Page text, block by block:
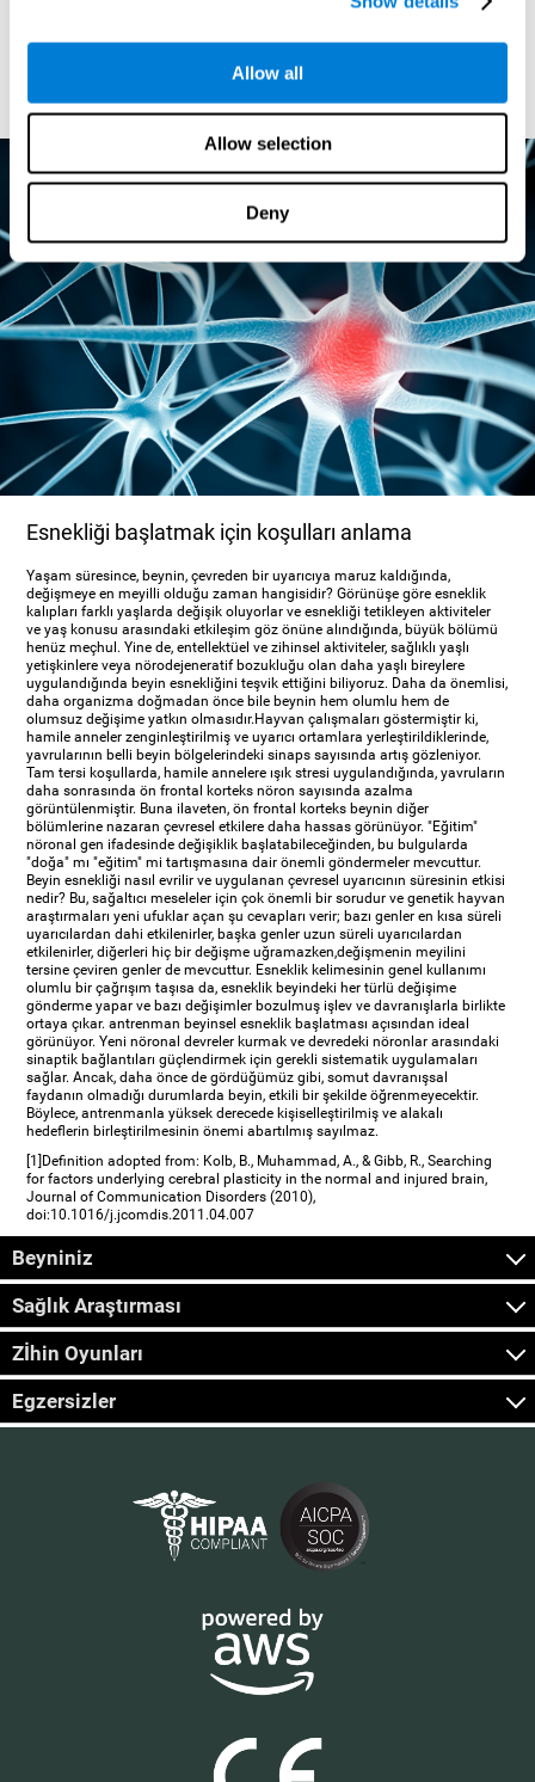
Allow all
Allow selection
Deny
sonuç olarak beyin değişmiş olur. Belki de önemli olan öğrenme
formundaki yeni öğrenme, özellikle beyin esnekliğine yardımcı olur ve
sağlanması bağlamında, çocuklar öğrenmeye başlarken onlara destek ve
Esnekliği başlatmak için koşulları anlama
Yaşam süresince, beynin, çevreden bir uyarıcıya maruz kaldığında,
değişmeye en meyilli olduğu zaman hangisidir? Görünüşe göre esneklik
kalıpları farklı yaşlarda değişik oluyorlar ve esnekliği tetikleyen aktiviteler
ve yaş konusu arasındaki etkileşim göz önüne alındığında, büyük bölümü
henüz meçhul. Yine de, entellektüel ve zihinsel aktiviteler, sağlıklı yaşlı
yetişkinlere veya nörodejeneratif bozukluğu olan daha yaşlı bireylere
uygulandığında beyin esnekliğini teşvik ettiğini biliyoruz. Daha da önemlisi,
daha organizma doğmadan önce bile beynin hem olumlu hem de
olumsuz değişime yatkın olmasıdır.Hayvan çalışmaları göstermiştir ki,
hamile anneler zenginleştirilmiş ve uyarıcı ortamlara yerleştirildiklerinde,
yavrularının belli beyin bölgelerindeki sinaps sayısında artış gözleniyor.
Tam tersi koşullarda, hamile annelere ışık stresi uygulandığında, yavruların
daha sonrasında ön frontal korteks nöron sayısında azalma
görüntülenmiştir. Buna ilaveten, ön frontal korteks beynin diğer
bölümlerine nazaran çevresel etkilere daha hassas görünüyor. "Eğitim"
nöronal gen ifadesinde değişiklik başlatabileceğinden, bu bulgularda
"doğa" mı "eğitim" mi tartışmasına dair önemli göndermeler mevcuttur.
Beyin esnekliği nasıl evrilir ve uygulanan çevresel uyarıcının süresinin etkisi
nedir? Bu, sağaltıcı meseleler için çok önemli bir sorudur ve genetik hayvan
araştırmaları yeni ufuklar açan şu cevapları verir; bazı genler en kısa süreli
uyarıcılardan dahi etkilenirler, başka genler uzun süreli uyarıcılardan
etkilenirler, diğerleri hiç bir değişme uğramazken,değişmenin meyilini
tersine çeviren genler de mevcuttur. Esneklik kelimesinin genel kullanımı
olumlu bir çağrışım taşısa da, esneklik beyindeki her türlü değişime
gönderme yapar ve bazı değişimler bozulmuş işlev ve davranışlarla birlikte
ortaya çıkar. antrenman beyinsel esneklik başlatması açısından ideal
görünüyor. Yeni nöronal devreler kurmak ve devredeki nöronlar arasındaki
sinaptik bağlantıları güçlendirmek için gerekli sistematik uygulamaları
sağlar. Ancak, daha önce de gördüğümüz gibi, somut davranışsal
faydanın olmadığı durumlarda beyin, etkili bir şekilde öğrenmeyecektir.
Böylece, antrenmanla yüksek derecede kişiselleştirilmiş ve alakalı
hedeflerin birleştirilmesinin önemi abartılmış sayılmaz.
[1]Definition adopted from: Kolb, B., Muhammad, A., & Gibb, R., Searching
for factors underlying cerebral plasticity in the normal and injured brain,
Journal of Communication Disorders (2010),
doi:10.1016/j.jcomdis.2011.04.007
Beyniniz
Sağlık Araştırması
Zİhin Oyunları
Egzersizler